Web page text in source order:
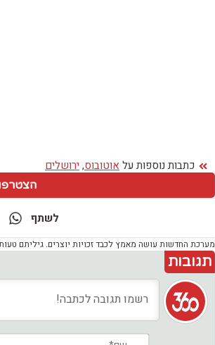
כתבות נוספות על אוטובוס, ירושלים
לשתף
מערכת החדשות עושה מאמץ לכבד זכויות יוצרים. גיליתם
תגובות